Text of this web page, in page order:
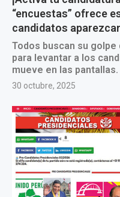
“encuestas” ofrece
candidatos
Todos buscan su
para levantar a los
mueve en las pantallas.
30 octubre, 2025